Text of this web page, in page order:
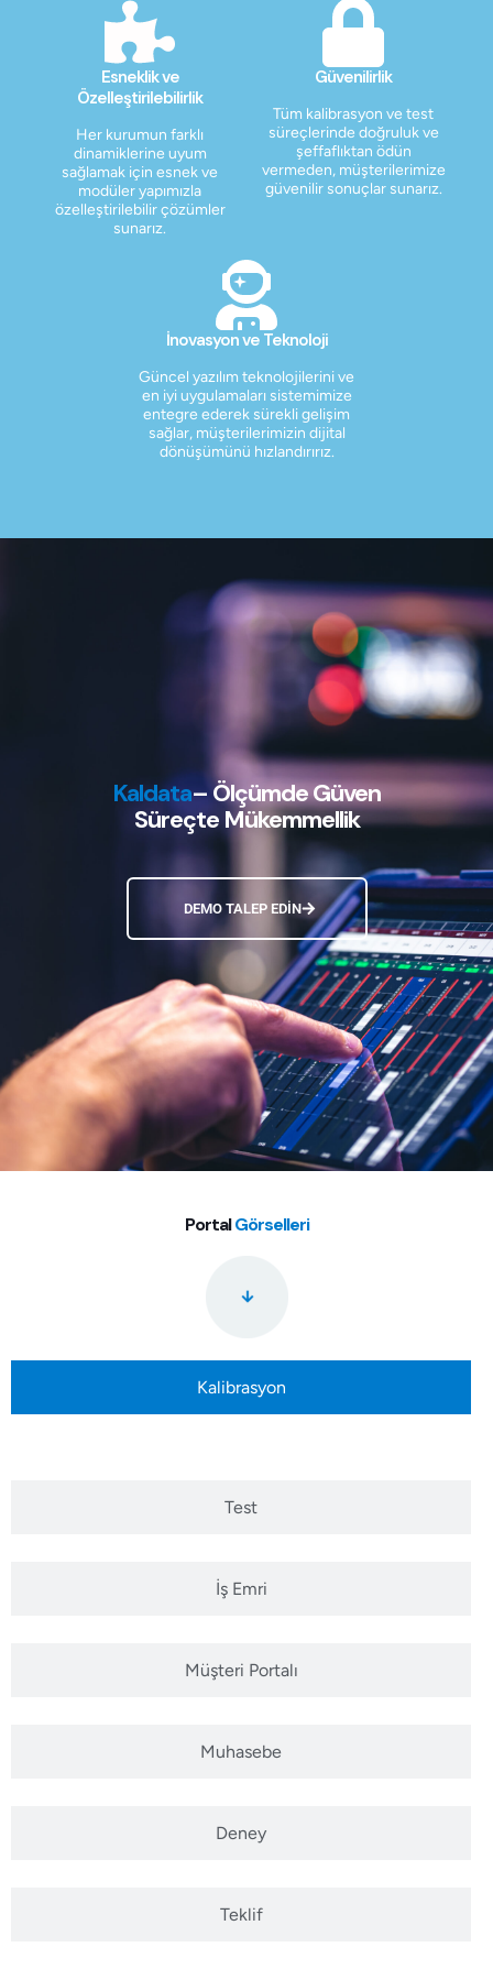
Esneklik ve
Özelleştirilebilirlik
Her kurumun farklı
dinamiklerine uyum
sağlamak için esnek ve
modüler yapımızla
özelleştirilebilir çözümler
sunarız.
Güvenilirlik
Tüm kalibrasyon ve test
süreçlerinde doğruluk ve
şeffaflıktan ödün
vermeden, müşterilerimize
güvenilir sonuçlar sunarız.
İnovasyon ve Teknoloji
Güncel yazılım teknolojilerini ve
en iyi uygulamaları sistemimize
entegre ederek sürekli gelişim
sağlar, müşterilerimizin dijital
dönüşümünü hızlandırırız.
Kaldata– Ölçümde Güven
Süreçte Mükemmellik
DEMO TALEP EDİN
PortalGörselleri
Kalibrasyon
Test
İş Emri
Müşteri Portalı
Muhasebe
Deney
Teklif